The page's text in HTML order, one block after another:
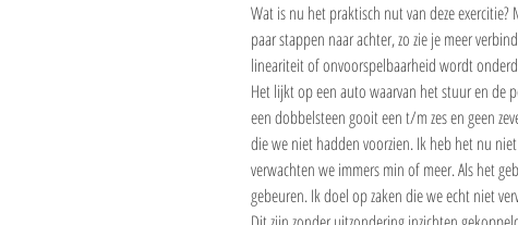
Wat is nu het praktisch nut van deze
paar stappen naar achter, zo zie je meer
lineariteit of onvoorspelbaarheid wordt
Het lijkt op een auto waarvan het stuur en de
een dobbelsteen gooit een t/m zes en geen
die we niet hadden voorzien. Ik heb het nu
verwachten we immers min of meer. Als het
gebeuren. Ik doel op zaken die we echt niet